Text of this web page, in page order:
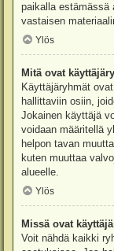
paikalla estämässä
vastaisen
Ylös
Mitä ovat
Käyttäjäryhmät
hallittaviin osiin,
Jokainen käyttäjä
voidaan määritellä
helpon tavan
kuten muuttaa
alueelle.
Ylös
Missä ovat
Voit nähdä kaikki